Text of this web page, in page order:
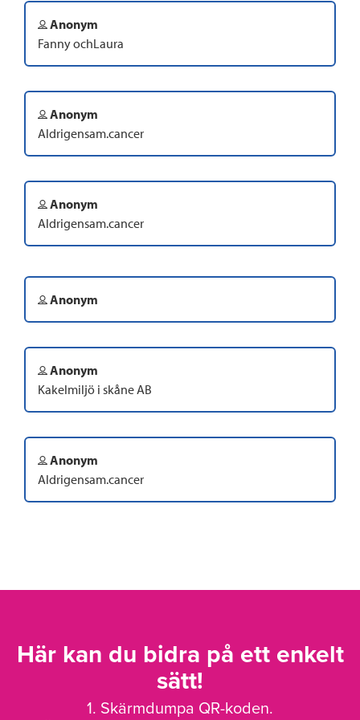
Anonym
Fanny ochLaura
Anonym
Aldrigensam.cancer
Anonym
Aldrigensam.cancer
Anonym
Anonym
Kakelmiljö i skåne AB
Anonym
Aldrigensam.cancer
Här kan du bidra på ett enkelt
sätt!
1. Skärmdumpa QR-koden.